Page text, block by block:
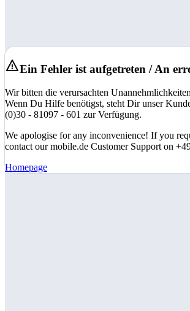
Ein Fehler ist aufgetreten / An
Wir bitten die verursachten
Wenn Du Hilfe benötigst, steht Dir unser
(0)30 - 81097 - 601 zur Verfügung.
We apologise for any inconvenience! If you
contact our mobile.de Customer Support on
Homepage